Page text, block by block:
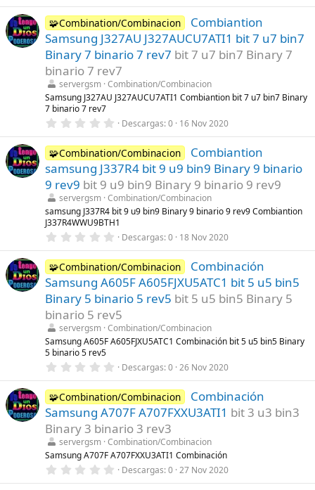
0
0
e
s
t
r
e
l
l
a
s
🧩Combination/Combinacion
Combiantion
Samsung J327AU J327AUCU7ATI1 bit 7 u7 bin7
Binary 7 binario 7 rev7 bit 7 u7 bin7 Binary 7
binario 7 rev7
servergsm Combination/Combinacion
Samsung J327AU J327AUCU7ATI1 Combiantion bit 7 u7 bin7 Binary
7 binario 7 rev7
0
0
0
e
s
t
r
e
l
l
a
s
)
Descargas 0 16 Nov 2020
🧩Combination/Combinacion
Combiantion
samsung J337R4 bit 9 u9 bin9 Binary 9 binario
9 rev9 bit 9 u9 bin9 Binary 9 binario 9 rev9
servergsm Combination/Combinacion
samsung J337R4 bit 9 u9 bin9 Binary 9 binario 9 rev9 Combiantion
J337R4WWU9BTH1
0
0
0
e
s
t
r
e
l
l
a
s
Descargas 0 18 Nov 2020
🧩Combination/Combinacion
Combinación
Samsung A605F A605FJXU5ATC1 bit 5 u5 bin5
Binary 5 binario 5 rev5 bit 5 u5 bin5 Binary 5
binario 5 rev5
servergsm Combination/Combinacion
Samsung A605F A605FJXU5ATC1 Combinación bit 5 u5 bin5 Binary
5 binario 5 rev5
0
0
0
e
s
t
r
e
l
a
(
Descargas 0 26 Nov 2020
🧩Combination/Combinacion
Combinación
Samsung A707F A707FXXU3ATI1 bit 3 u3 bin3
Binary 3 binario 3 rev3
servergsm Combination/Combinacion
Samsung A707F A707FXXU3ATI1 Combinación
0 Descargas 0 27 Nov 2020